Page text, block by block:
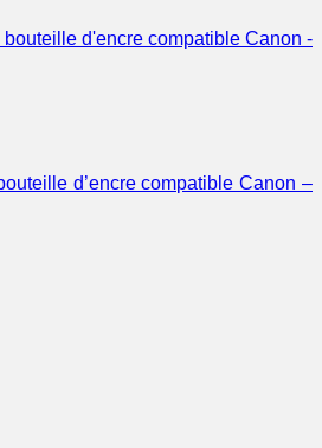
d’encre compatible Canon –